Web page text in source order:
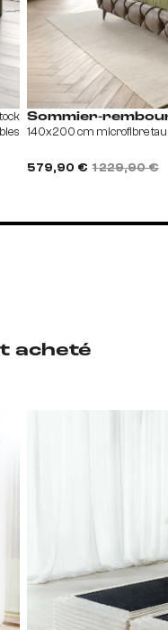
acheté
Sommier-
140x200 cm microfibre
579,90 € 1 229,90 €